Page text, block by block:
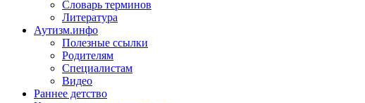
Словарь терминов
Литература
Аутизм.инфо
Полезные ссылки
Родителям
Специалистам
Видео
Раннее детство